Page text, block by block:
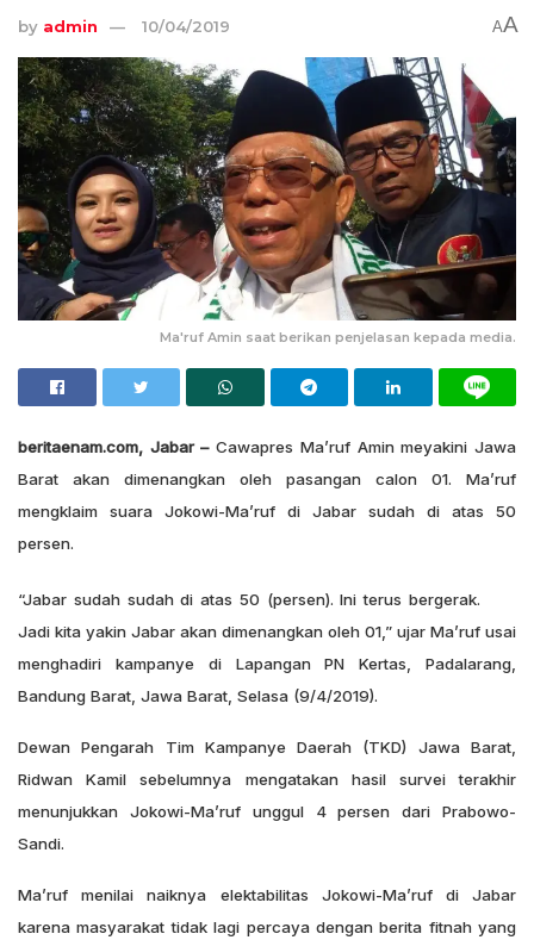
by admin 10/04/2019 AA
Ma'ruf Amin saat berikan penjelasan kepada media.
beritaenam.com, Jabar –Cawapres Ma’ruf Amin meyakini Jawa
Barat akan dimenangkan oleh pasangan calon 01. Ma’ruf
mengklaim suara Jokowi-Ma’ruf di Jabar sudah di atas 50
persen.
“Jabar sudah sudah di atas 50 (persen). Ini terus bergerak.
Jadi kita yakin Jabar akan dimenangkan oleh 01,” ujar Ma’ruf usai
menghadiri kampanye di Lapangan PN Kertas, Padalarang,
Bandung Barat, Jawa Barat, Selasa (9/4/2019).
Dewan Pengarah Tim Kampanye Daerah (TKD) Jawa Barat,
Ridwan Kamil sebelumnya mengatakan hasil survei terakhir
menunjukkan Jokowi-Ma’ruf unggul 4 persen dari Prabowo-
Sandi.
Ma’ruf menilai naiknya elektabilitas Jokowi-Ma’ruf di Jabar
karena masyarakat tidak lagi percaya dengan berita fitnah yang